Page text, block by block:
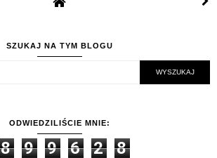
SZUKAJ NA TYM BLOGU
ODWIEDZILIŚCIE MNIE:
8 9 9 6 2 8